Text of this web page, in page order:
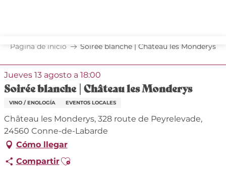
principal
Página de inicio Soirée blanche | Château les Monderys
Jueves 13 agosto a 18:00
Soirée blanche | Château les Monderys
VINO / ENOLOGÍA EVENTOS LOCALES
Château les Monderys, 328 route de Peyrelevade,
24560 Conne-de-Labarde
Cómo llegar
CompartirAjouter aux favoris